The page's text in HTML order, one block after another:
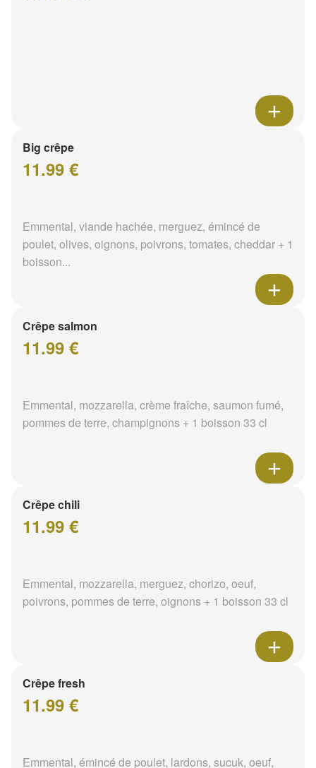
Big crêpe
11.99 €
Emmental, viande hachée, merguez, émincé de
poulet, olives, oignons, poivrons, tomates, cheddar + 1
boisson...
Crêpe salmon
11.99 €
Emmental, mozzarella, crème fraîche, saumon fumé,
pommes de terre, champignons + 1 boisson 33 cl
Crêpe chili
11.99 €
Emmental, mozzarella, merguez, chorizo, oeuf,
poivrons, pommes de terre, oignons + 1 boisson 33 cl
Crêpe fresh
11.99 €
Emmental, émincé de poulet, lardons, sucuk, oeuf,